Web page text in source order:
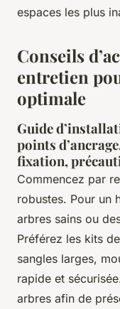
espaces les plus
Conseils
entretien
optimale
Guide
points
fixation,
Commencez par
robustes. Pour un
arbres sains ou
Préférez les kits
sangles larges,
rapide et
arbres afin de